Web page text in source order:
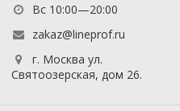
Вс 10:00—20:00
zakaz@lineprof.ru
г. Москва ул.
Святоозерская, дом 26.